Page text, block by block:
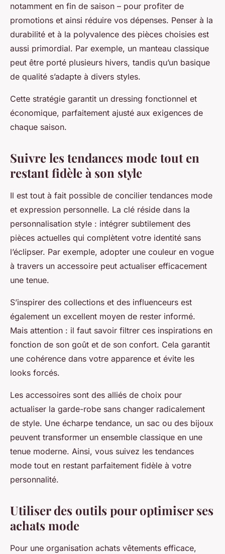
notamment en fin de saison – pour profiter de
promotions et ainsi réduire vos dépenses. Penser à la
durabilité et à la polyvalence des pièces choisies est
aussi primordial. Par exemple, un manteau classique
peut être porté plusieurs hivers, tandis qu’un basique
de qualité s’adapte à divers styles.
Cette stratégie garantit un dressing fonctionnel et
économique, parfaitement ajusté aux exigences de
chaque saison.
Suivre les tendances mode tout en
restant fidèle à son style
Il est tout à fait possible de concilier tendances mode
et expression personnelle. La clé réside dans la
personnalisation style : intégrer subtilement des
pièces actuelles qui complètent votre identité sans
l’éclipser. Par exemple, adopter une couleur en vogue
à travers un accessoire peut actualiser efficacement
une tenue.
S’inspirer des collections et des influenceurs est
également un excellent moyen de rester informé.
Mais attention : il faut savoir filtrer ces inspirations en
fonction de son goût et de son confort. Cela garantit
une cohérence dans votre apparence et évite les
looks forcés.
Les accessoires sont des alliés de choix pour
actualiser la garde-robe sans changer radicalement
de style. Une écharpe tendance, un sac ou des bijoux
peuvent transformer un ensemble classique en une
tenue moderne. Ainsi, vous suivez les tendances
mode tout en restant parfaitement fidèle à votre
personnalité.
Utiliser des outils pour optimiser ses
achats mode
Pour une organisation achats vêtements efficace,